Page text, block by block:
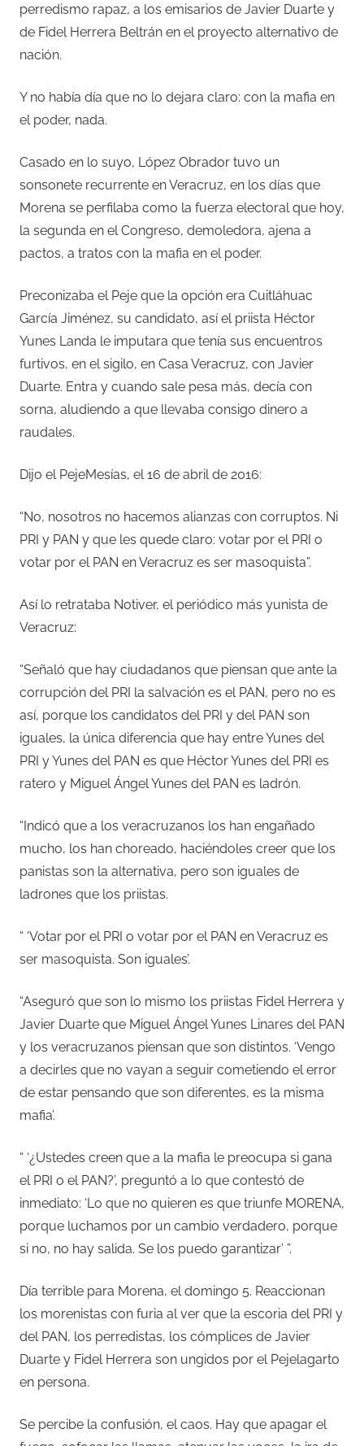
perredismo rapaz, a los emisarios de Javier Duarte y
de Fidel Herrera Beltrán en el proyecto alternativo de
nación.
Y no había día que no lo dejara claro: con la mafia en
el poder, nada.
Casado en lo suyo, López Obrador tuvo un
sonsonete recurrente en Veracruz, en los días que
Morena se perfilaba como la fuerza electoral que hoy,
la segunda en el Congreso, demoledora, ajena a
pactos, a tratos con la mafia en el poder.
Preconizaba el Peje que la opción era Cuitláhuac
García Jiménez, su candidato, así el priista Héctor
Yunes Landa le imputara que tenía sus encuentros
furtivos, en el sigilo, en Casa Veracruz, con Javier
Duarte. Entra y cuando sale pesa más, decía con
sorna, aludiendo a que llevaba consigo dinero a
raudales.
Dijo el PejeMesías, el 16 de abril de 2016:
“No, nosotros no hacemos alianzas con corruptos. Ni
PRI y PAN y que les quede claro: votar por el PRI o
votar por el PAN en Veracruz es ser masoquista”.
Así lo retrataba Notiver, el periódico más yunista de
Veracruz:
“Señaló que hay ciudadanos que piensan que ante la
corrupción del PRI la salvación es el PAN, pero no es
así, porque los candidatos del PRI y del PAN son
iguales, la única diferencia que hay entre Yunes del
PRI y Yunes del PAN es que Héctor Yunes del PRI es
ratero y Miguel Ángel Yunes del PAN es ladrón.
“Indicó que a los veracruzanos los han engañado
mucho, los han choreado, haciéndoles creer que los
panistas son la alternativa, pero son iguales de
ladrones que los priistas.
“ ‘Votar por el PRI o votar por el PAN en Veracruz es
ser masoquista. Son iguales’.
“Aseguró que son lo mismo los priistas Fidel Herrera y
Javier Duarte que Miguel Ángel Yunes Linares del PAN
y los veracruzanos piensan que son distintos. ‘Vengo
a decirles que no vayan a seguir cometiendo el error
de estar pensando que son diferentes, es la misma
mafia’.
“ ‘¿Ustedes creen que a la mafia le preocupa si gana
el PRI o el PAN?’, preguntó a lo que contestó de
inmediato: ‘Lo que no quieren es que triunfe MORENA,
porque luchamos por un cambio verdadero, porque
si no, no hay salida. Se los puedo garantizar’ ”.
Día terrible para Morena, el domingo 5. Reaccionan
los morenistas con furia al ver que la escoria del PRI y
del PAN, los perredistas, los cómplices de Javier
Duarte y Fidel Herrera son ungidos por el Pejelagarto
en persona.
Se percibe la confusión, el caos. Hay que apagar el